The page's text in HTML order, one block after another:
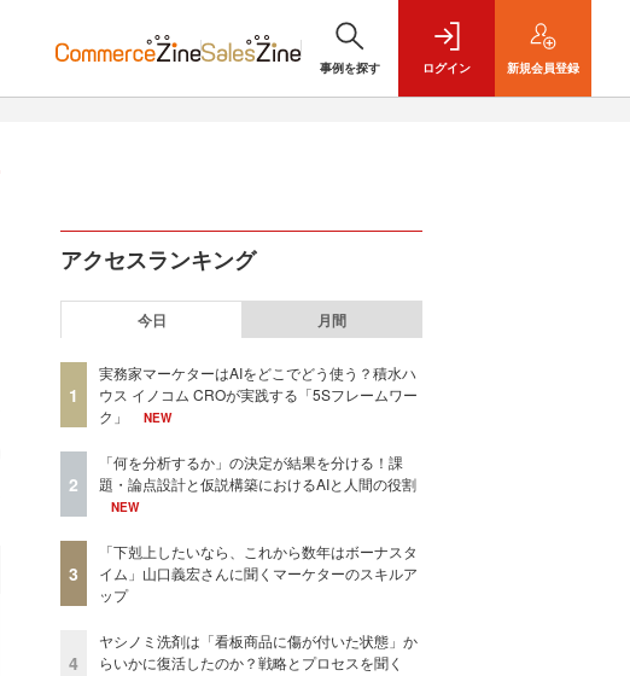
事例を探す ログイン 新規会員登録
アクセスランキング
今日 月間
1
実務家マーケターはAIをどこでどう使う？積水ハ
ウス イノコム CROが実践する「5Sフレームワー
ク」
NEW
2
「何を分析するか」の決定が結果を分ける！課
題・論点設計と仮説構築におけるAIと人間の役割
NEW
3
「下剋上したいなら、これから数年はボーナスタ
イム」山口義宏さんに聞くマーケターのスキルア
ップ
4
ヤシノミ洗剤は「看板商品に傷が付いた状態」か
らいかに復活したのか？戦略とプロセスを聞く